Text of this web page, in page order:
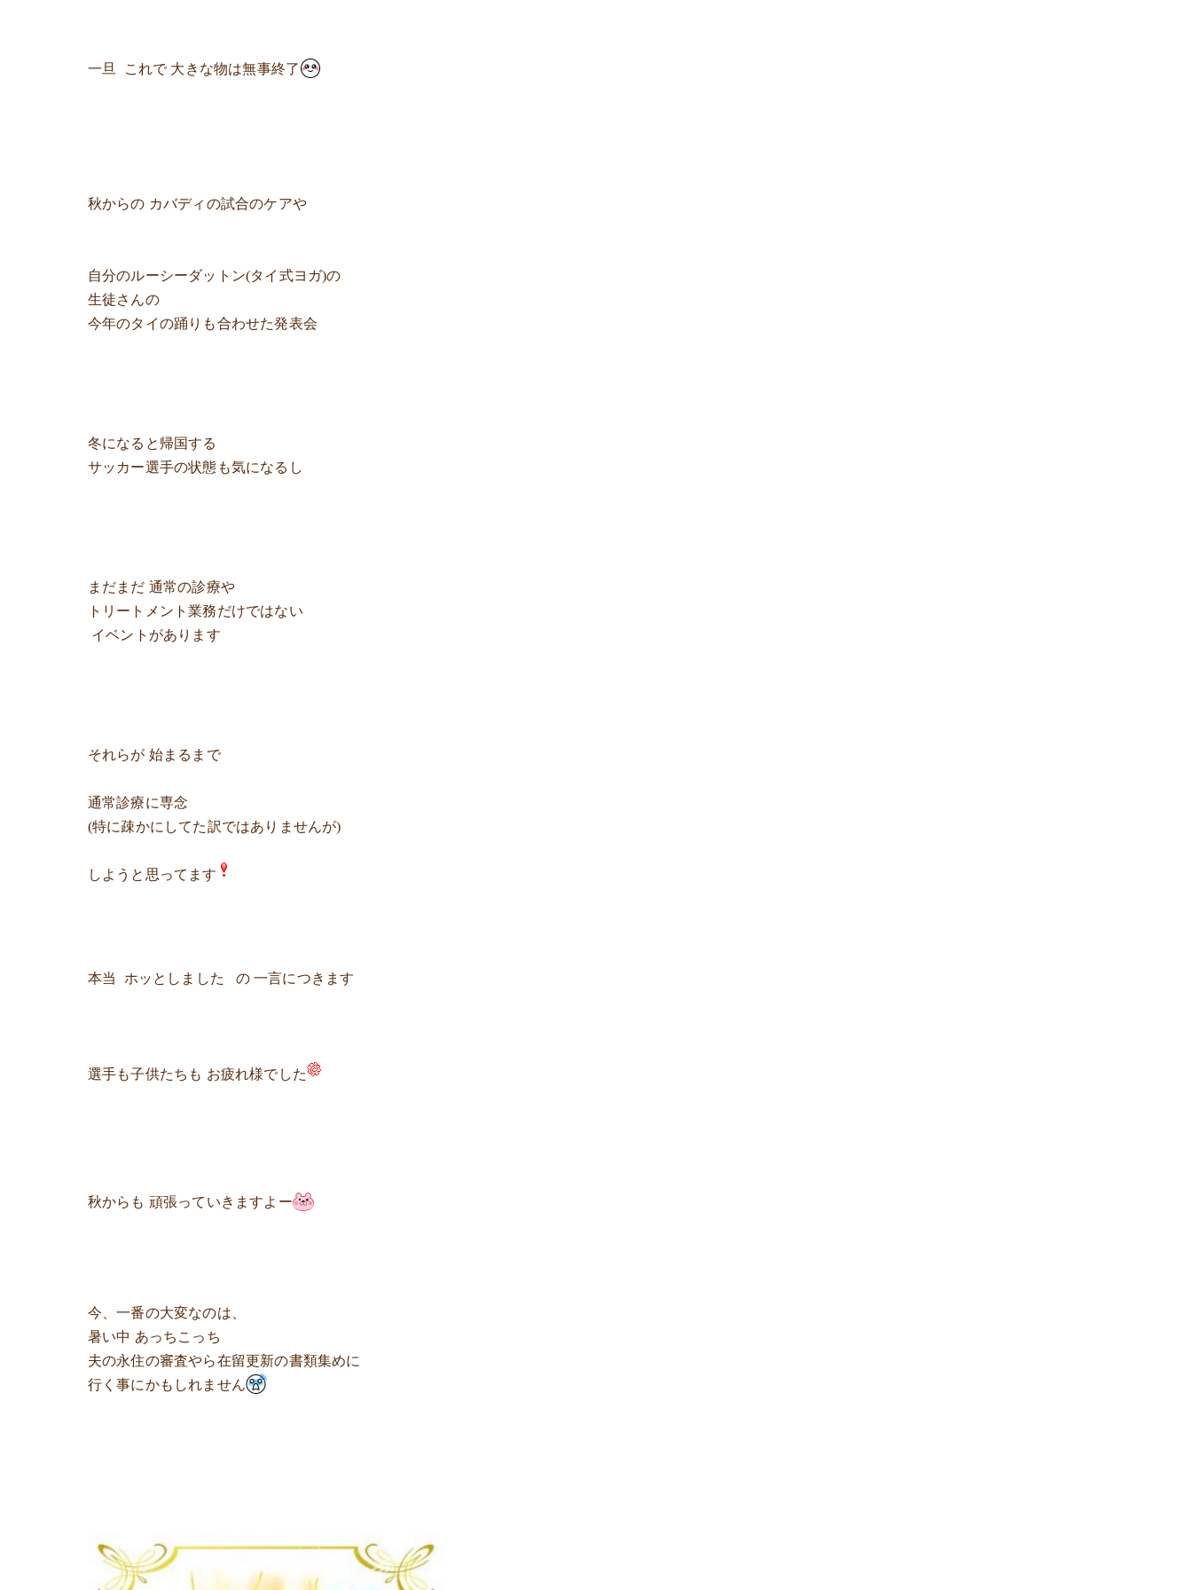
一旦 これで 大きな物は無事終了
秋からの カバディの試合のケアや
自分のルーシーダットン(タイ式ヨガ)の
生徒さんの
今年のタイの踊りも合わせた発表会
冬になると帰国する
サッカー選手の状態も気になるし
まだまだ 通常の診療や
トリートメント業務だけではない
イベントがあります
それらが 始まるまで
通常診療に専念
(特に疎かにしてた訳ではありませんが)
しようと思ってます
本当 ホッとしました の 一言につきます
選手も子供たちも お疲れ様でした
秋からも 頑張っていきますよー
今、一番の大変なのは、
暑い中 あっちこっち
夫の永住の審査やら在留更新の書類集めに
行く事にかもしれません